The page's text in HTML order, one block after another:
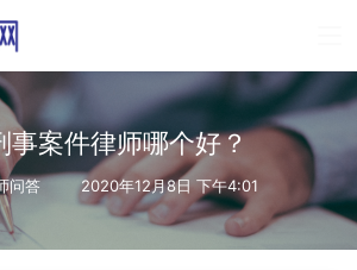
事案件律师哪个好？
问答 2020年12月8日 下午4:01